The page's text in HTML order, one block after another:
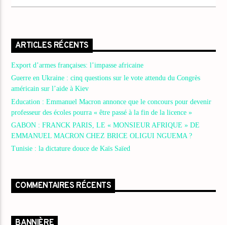
ARTICLES RÉCENTS
Export d’armes françaises: l’impasse africaine
Guerre en Ukraine : cinq questions sur le vote attendu du Congrès
américain sur l’aide à Kiev
Education : Emmanuel Macron annonce que le concours pour devenir
professeur des écoles pourra « être passé à la fin de la licence »
GABON : FRANCK PARIS, LE « MONSIEUR AFRIQUE » DE
EMMANUEL MACRON CHEZ BRICE OLIGUI NGUEMA ?
Tunisie : la dictature douce de Kaïs Saïed
COMMENTAIRES RÉCENTS